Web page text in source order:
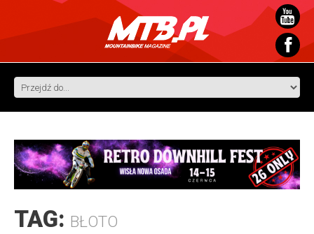
TAG: BŁOTO